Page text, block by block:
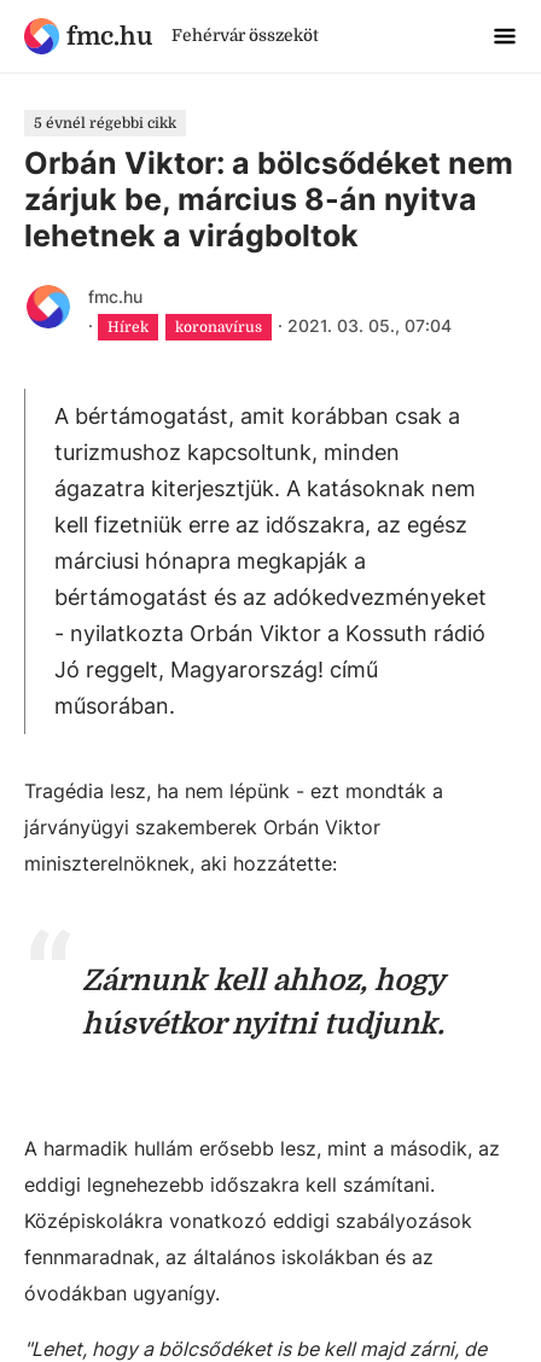
fmc.hu Fehérvár összeköt
5 évnél régebbi cikk
Orbán Viktor: a bölcsődéket nem
zárjuk be, március 8-án nyitva
lehetnek a virágboltok
fmc.hu
·
Hírek koronavírus · 2021. 03. 05., 07:04
A bértámogatást, amit korábban csak a
turizmushoz kapcsoltunk, minden
ágazatra kiterjesztjük. A katásoknak nem
kell fizetniük erre az időszakra, az egész
márciusi hónapra megkapják a
bértámogatást és az adókedvezményeket
- nyilatkozta Orbán Viktor a Kossuth rádió
Jó reggelt, Magyarország! című
műsorában.
Tragédia lesz, ha nem lépünk - ezt mondták a
járványügyi szakemberek Orbán Viktor
miniszterelnöknek, aki hozzátette:
Zárnunk kell ahhoz, hogy
húsvétkor nyitni tudjunk.
A harmadik hullám erősebb lesz, mint a második, az
eddigi legnehezebb időszakra kell számítani.
Középiskolákra vonatkozó eddigi szabályozások
fennmaradnak, az általános iskolákban és az
óvodákban ugyanígy.
"Lehet, hogy a bölcsődéket is be kell majd zárni, de